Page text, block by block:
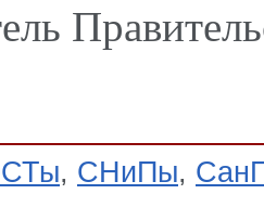
, СНиПы,